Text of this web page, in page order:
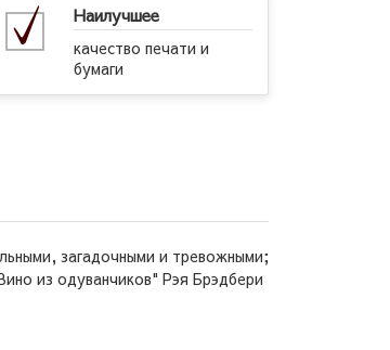
Наилучшее
качество печати и
бумаги
загадочными и тревожными;
из одуванчиков" Рэя Брэдбери